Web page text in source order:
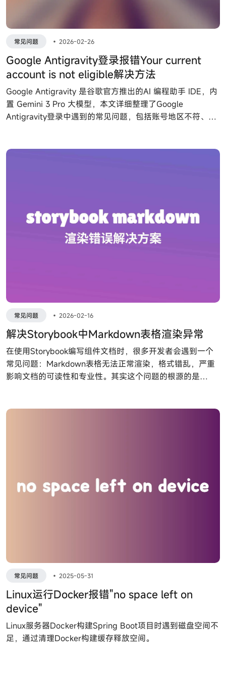
常见问题 • 2026-02-26
Google Antigravity登录报错Your current
account is not eligible解决方法
Google Antigravity 是谷歌官方推出的AI 编程助手 IDE，内
置 Gemini 3 Pro 大模型，本文详细整理了Google
Antigravity登录中遇到的常见问题，包括账号地区不符、账
常见问题 • 2026-02-16
解决Storybook中Markdown表格渲染异常
在使用Storybook编写组件文档时，很多开发者会遇到一个
常见问题：Markdown表格无法正常渲染，格式错乱，严重
影响文档的可读性和专业性。其实这个问题的根源的是
格渲染难题。
常见问题 • 2025-05-31
Linux运行Docker报错"no space left on
device"
Linux服务器Docker构建Spring Boot项目时遇到磁盘空间不
足，通过清理Docker构建缓存释放空间。